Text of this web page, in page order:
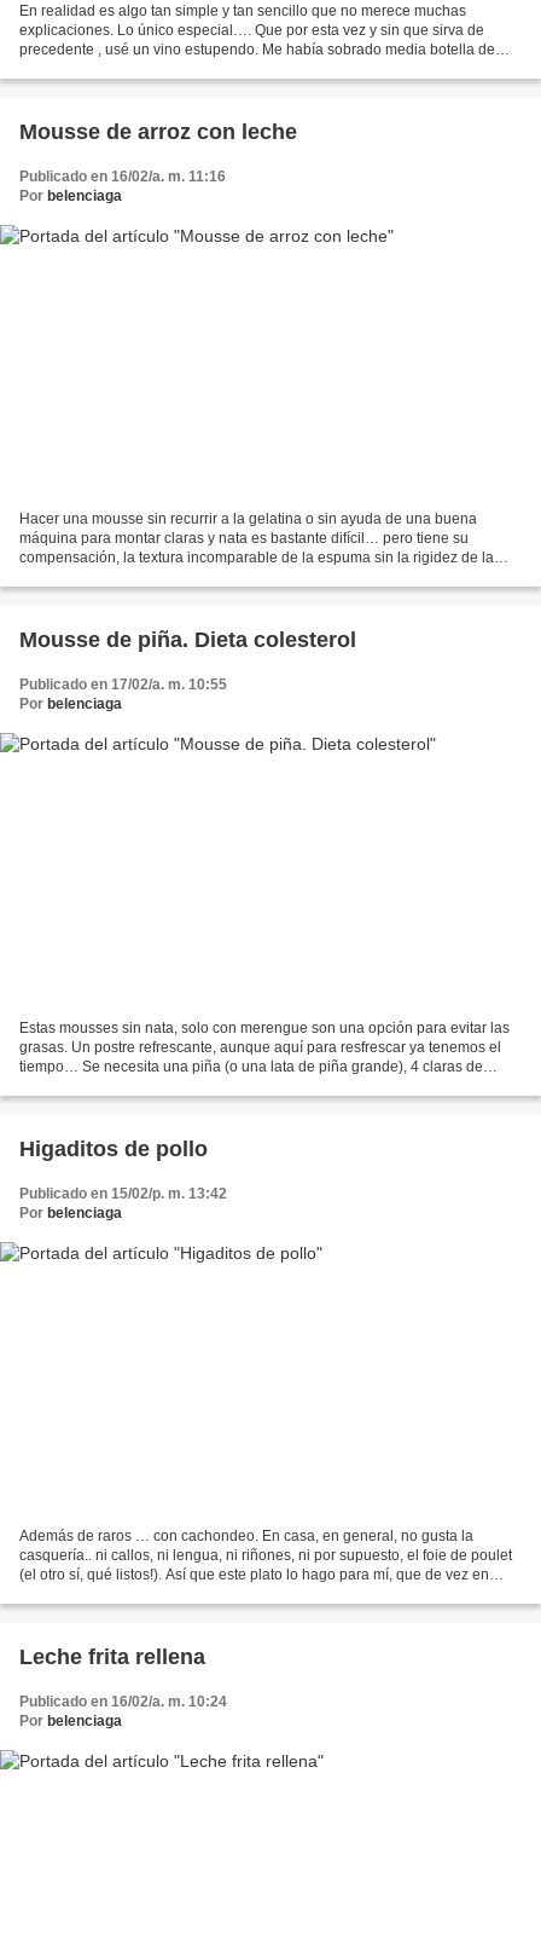
En realidad es algo tan simple y tan sencillo que no merece muchas
explicaciones. Lo único especial…. Que por esta vez y sin que sirva de
precedente , usé un vino estupendo. Me había sobrado media botella de
Mousse de arroz con leche
Publicado en 16/02/a. m. 11:16
Por belenciaga
Hacer una mousse sin recurrir a la gelatina o sin ayuda de una buena
máquina para montar claras y nata es bastante difícil… pero tiene su
compensación, la textura incomparable de la espuma sin la rigidez de la
Mousse de piña. Dieta colesterol
Publicado en 17/02/a. m. 10:55
Por belenciaga
Estas mousses sin nata, solo con merengue son una opción para evitar las
grasas. Un postre refrescante, aunque aquí para resfrescar ya tenemos el
tiempo… Se necesita una piña (o una lata de piña grande), 4 claras de
Higaditos de pollo
Publicado en 15/02/p. m. 13:42
Por belenciaga
Además de raros … con cachondeo. En casa, en general, no gusta la
casquería.. ni callos, ni lengua, ni riñones, ni por supuesto, el foie de poulet
(el otro sí, qué listos!). Así que este plato lo hago para mí, que de vez en
Leche frita rellena
Publicado en 16/02/a. m. 10:24
Por belenciaga